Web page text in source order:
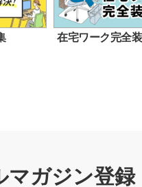
在宅ワーク完全
マガジン登録